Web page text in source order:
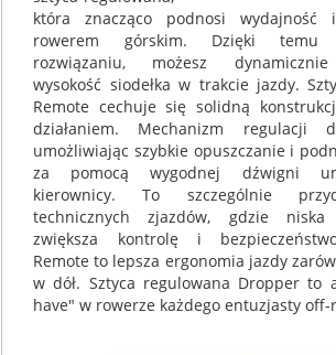
która znacząco podnosi
rowerem górskim. Dzięki temu
rozwiązaniu, możesz dynamicznie
wysokość siodełka w trakcie jazdy.
Remote cechuje się solidną
działaniem. Mechanizm regulacji
umożliwiając szybkie opuszczanie i
za pomocą wygodnej dźwigni
kierownicy. To szczególnie
technicznych zjazdów, gdzie niska
zwiększa kontrolę i
Remote to lepsza ergonomia jazdy
w dół. Sztyca regulowana Dropper to
have" w rowerze każdego entuzjasty off-